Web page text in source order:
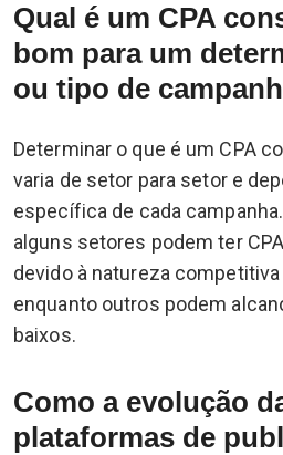
Qual é um CPA
bom para um
ou tipo de
Determinar o que é um CPA
varia de setor para setor e
específica de cada
alguns setores podem ter
devido à natureza
enquanto outros podem
baixos.
Como a evolução
plataformas de